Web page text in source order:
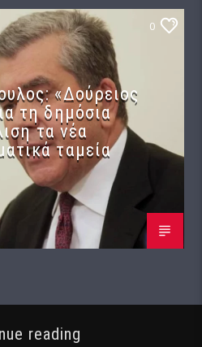
0
«Δούρειος
τη δημόσια
τα νέα
ταμεία
reading